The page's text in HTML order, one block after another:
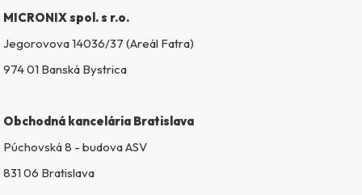
MICRONIX spol. s r.o.
Jegorovova 14036/37 (Areál Fatra)
974 01 Banská Bystrica
Obchodná kancelária Bratislava
Púchovská 8 - budova ASV
831 06 Bratislava